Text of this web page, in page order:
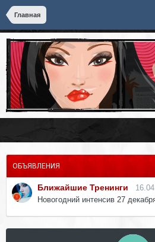
Главная
ОБЪЯВЛЕНИЯ
Ближайшие Тренинги
Новогодний интенсив 27